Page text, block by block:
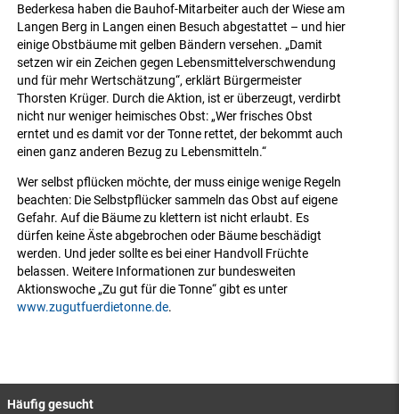
Bederkesa haben die Bauhof-Mitarbeiter auch der Wiese am
Langen Berg in Langen einen Besuch abgestattet – und hier
einige Obstbäume mit gelben Bändern versehen. „Damit
setzen wir ein Zeichen gegen Lebensmittelverschwendung
und für mehr Wertschätzung“, erklärt Bürgermeister
Thorsten Krüger. Durch die Aktion, ist er überzeugt, verdirbt
nicht nur weniger heimisches Obst: „Wer frisches Obst
erntet und es damit vor der Tonne rettet, der bekommt auch
einen ganz anderen Bezug zu Lebensmitteln.“
Wer selbst pflücken möchte, der muss einige wenige Regeln
beachten: Die Selbstpflücker sammeln das Obst auf eigene
Gefahr. Auf die Bäume zu klettern ist nicht erlaubt. Es
dürfen keine Äste abgebrochen oder Bäume beschädigt
werden. Und jeder sollte es bei einer Handvoll Früchte
belassen. Weitere Informationen zur bundesweiten
Aktionswoche „Zu gut für die Tonne“ gibt es unter
www.zugutfuerdietonne.de.
Häufig gesucht